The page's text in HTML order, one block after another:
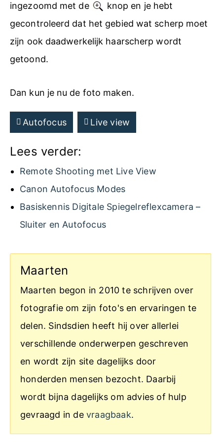
ingezoomd met de
knop en je hebt
gecontroleerd dat het gebied wat scherp moet
zijn ook daadwerkelijk haarscherp wordt
getoond.
Dan kun je nu de foto maken.
Autofocus Live view
Lees verder:
Remote Shooting met Live View
Canon Autofocus Modes
Basiskennis Digitale Spiegelreflexcamera –
Sluiter en Autofocus
Maarten
Maarten begon in 2010 te schrijven over
fotografie om zijn foto's en ervaringen te
delen. Sindsdien heeft hij over allerlei
verschillende onderwerpen geschreven
en wordt zijn site dagelijks door
honderden mensen bezocht. Daarbij
wordt bijna dagelijks om advies of hulp
gevraagd in de vraagbaak.